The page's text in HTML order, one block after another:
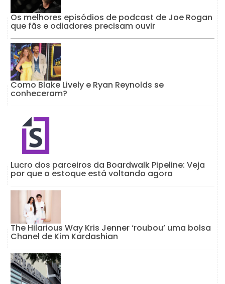
Os melhores episódios de podcast de Joe Rogan
que fãs e odiadores precisam ouvir
Como Blake Lively e Ryan Reynolds se
conheceram?
Lucro dos parceiros da Boardwalk Pipeline: Veja
por que o estoque está voltando agora
The Hilarious Way Kris Jenner ‘roubou’ uma bolsa
Chanel de Kim Kardashian